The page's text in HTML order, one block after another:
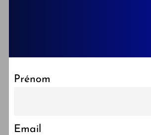
Prénom
Email